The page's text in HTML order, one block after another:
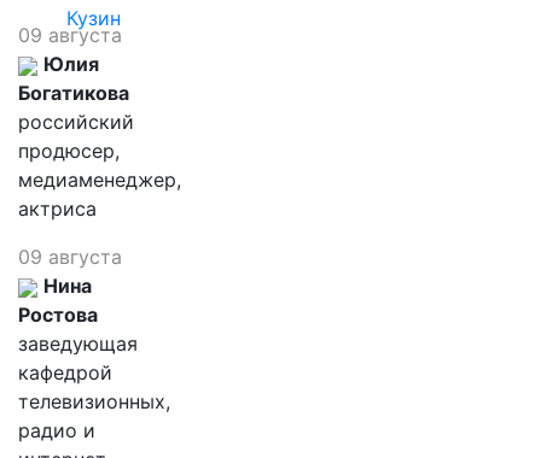
Кузин
09 августа
Юлия
Богатикова
российский
продюсер,
медиаменеджер,
актриса
09 августа
Нина
Ростова
заведующая
кафедрой
телевизионных,
радио и